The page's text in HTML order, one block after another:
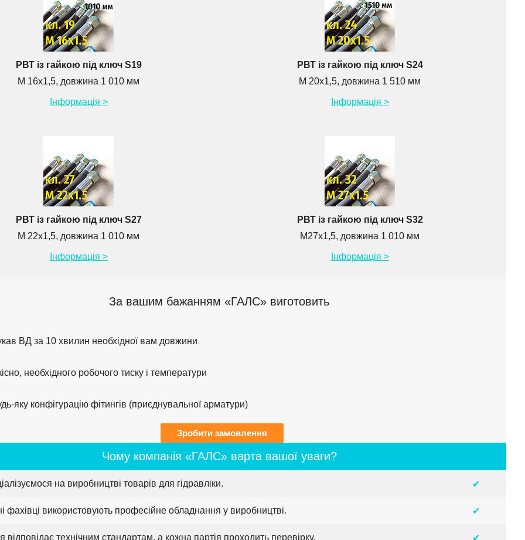
РВТ із гайкою під ключ S19
М 16х1,5, довжина 1 010 мм
Інформація >
РВТ із гайкою під ключ S24
М 20х1,5, довжина 1 510 мм
Інформація >
РВТ із гайкою під ключ S27
М 22х1,5, довжина 1 010 мм
Інформація >
РВТ із гайкою під ключ S32
М27х1,5, довжина 1 010 мм
Інформація >
За вашим бажанням «ГАЛС» виготовить
ВД за 10 хвилин необхідної вам довжини
необхідного робочого тиску і температури
яку конфігурацію фітингів (приєднувальної арматури)
Зробити замовлення
Чому компанія «ГАЛС» варта вашої уваги?
на виробництві товарів для гідравліки. ✔
фахівці використовують професійне обладнання у виробництві. ✔
відповідає технічним стандартам, а кожна партія проходить перевірку. ✔